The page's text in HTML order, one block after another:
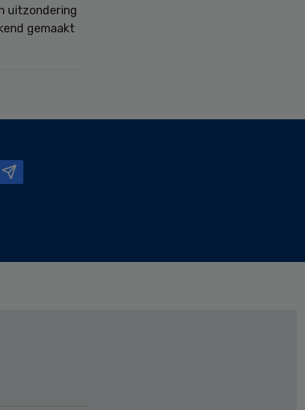
uitzondering
gemaakt